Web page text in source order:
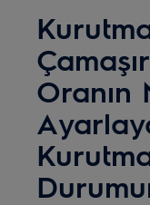
Oranın